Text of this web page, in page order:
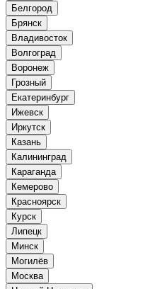
Белгород
Брянск
Владивосток
Волгоград
Воронеж
Грозный
Екатеринбург
Ижевск
Иркутск
Казань
Калининград
Караганда
Кемерово
Красноярск
Курск
Липецк
Минск
Могилёв
Москва